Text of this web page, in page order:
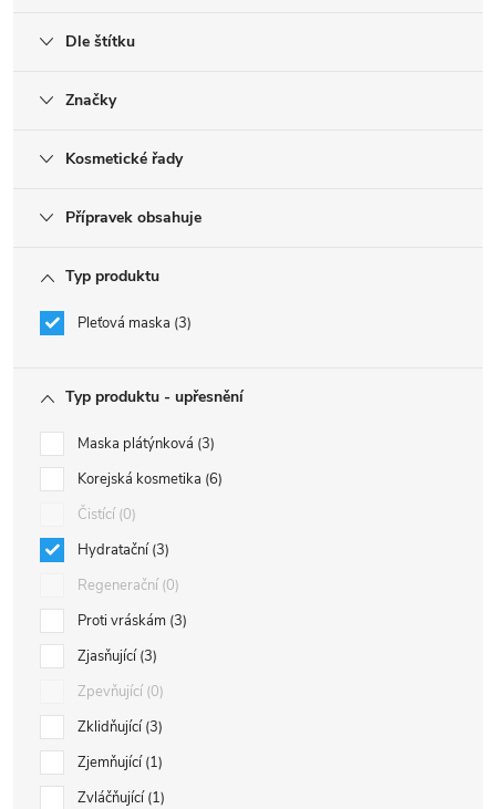
Dle štítku
Značky
Kosmetické řady
Přípravek obsahuje
Typ produktu
Pleťová maska 3
Typ produktu - upřesnění
Maska plátýnková 3
Korejská kosmetika 6
Čistící 0
Hydratační 3
Regenerační 0
Proti vráskám 3
Zjasňující 3
Zpevňující 0
Zklidňující 3
Zjemňující 1
Zvláčňující 1